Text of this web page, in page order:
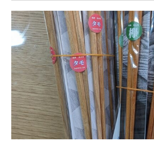
ご利用ガイド
はじめてご利用されるお客様へ
運営団体情報
活動報告
新着情報
Service